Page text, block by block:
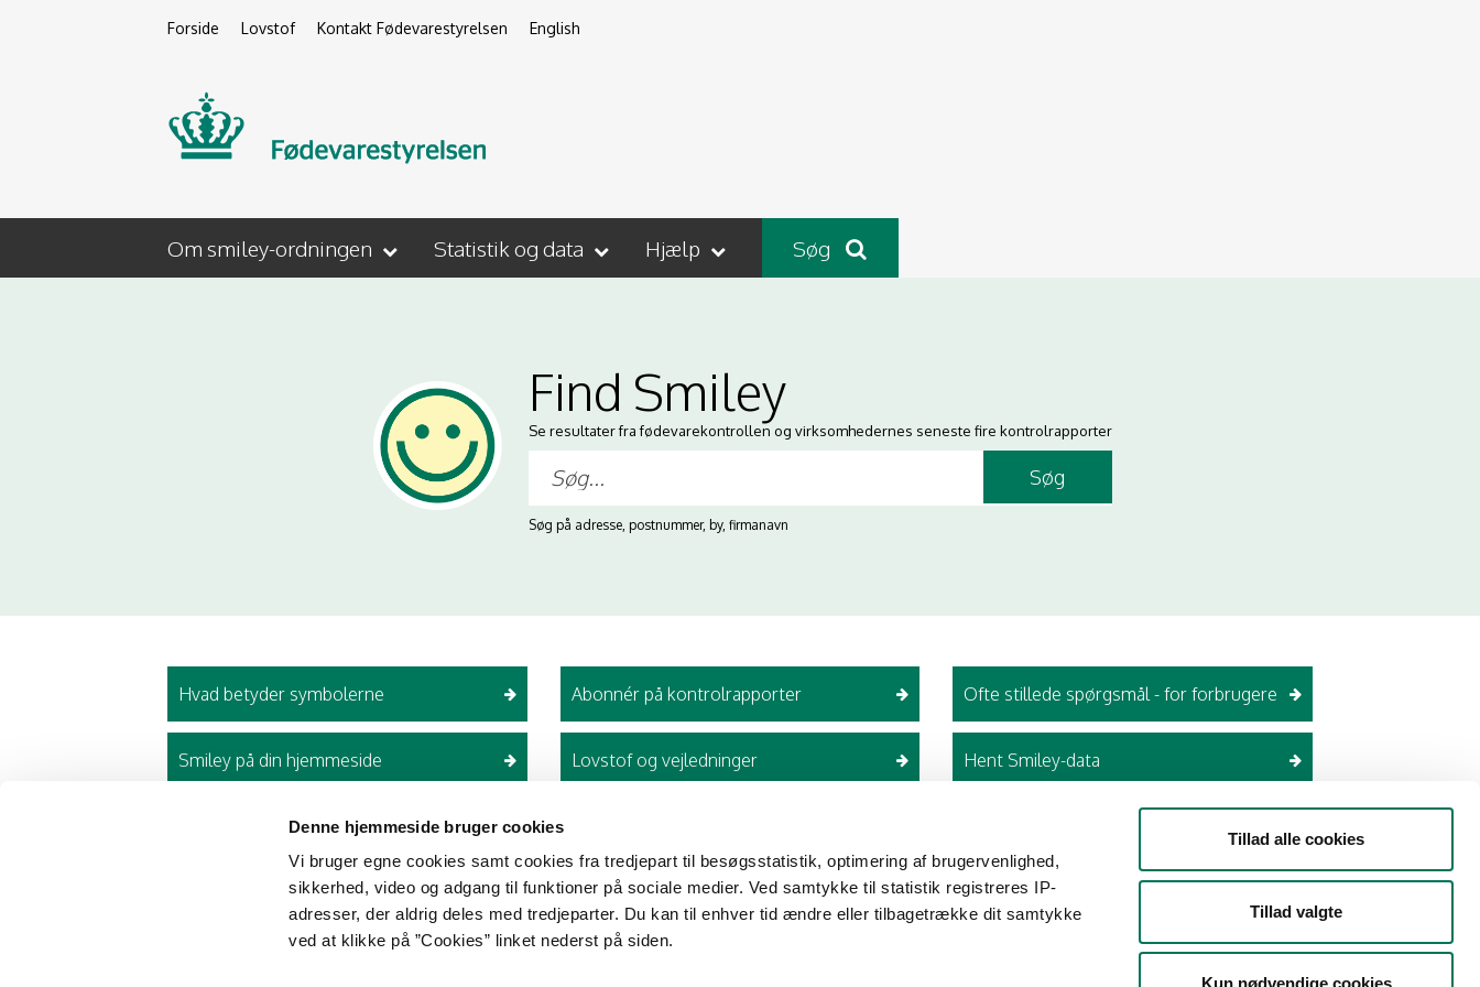
Denne hjemmeside bruger cookies
Vi bruger egne cookies samt cookies fra tredjepart til besøgsstatistik, optimering af brugervenlighed,
sikkerhed, video og adgang til funktioner på sociale medier. Ved samtykke til statistik registreres IP-
adresser, der aldrig deles med tredjeparter. Du kan til enhver tid ændre eller tilbagetrække dit samtykke
ved at klikke på ”Cookies” linket nederst på siden.
Tillad alle cookies
Tillad valgte
Kun nødvendige cookies
Forside Lovstof Kontakt Fødevarestyrelsen English
Om smiley-ordningen Statistik og data Hjælp Søg
Find Smiley
Se resultater fra fødevarekontrollen og virksomhedernes seneste fire kontrolrapporter
Søg
Søg på adresse, postnummer, by, firmanavn
Hvad betyder symbolerne Abonnér på kontrolrapporter Ofte stillede spørgsmål - for forbrugere
Smiley på din hjemmeside Lovstof og vejledninger Hent Smiley-data
Madbude og øvrige detailtransportører
vises ikke længere på findsmiley.dk
Madbude skal ikke længere være registreret selvstændigt hos
Fødevarestyrelsen, men er dækket af den virksomhed, som de kører